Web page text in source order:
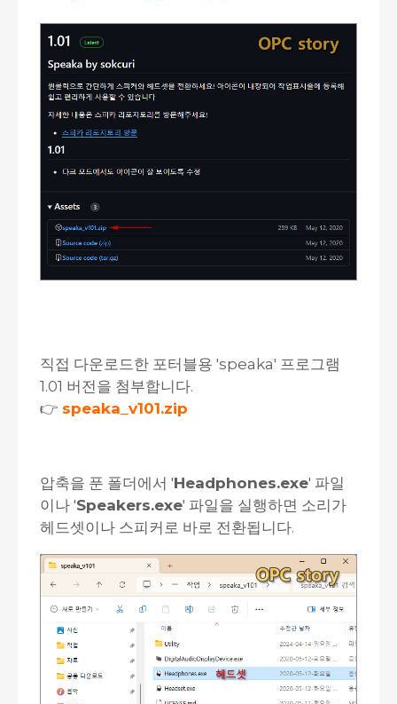
직접 다운로드한 포터블용 'speaka' 프로그램
1.01 버전을 첨부합니다.
👉 speaka_v101.zip
압축을 푼 폴더에서 'Headphones.exe' 파일
이나 'Speakers.exe' 파일을 실행하면 소리가
헤드셋이나 스피커로 바로 전환됩니다.